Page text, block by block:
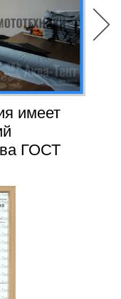
имеет
ГОСТ